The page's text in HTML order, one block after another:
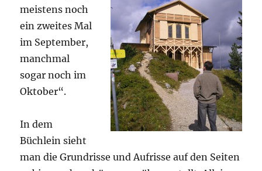
meistens noch
ein zweites Mal
im September,
manchmal
sogar noch im
Oktober“.
In dem
Büchlein sieht
man die Grundrisse und Aufrisse auf den Seiten